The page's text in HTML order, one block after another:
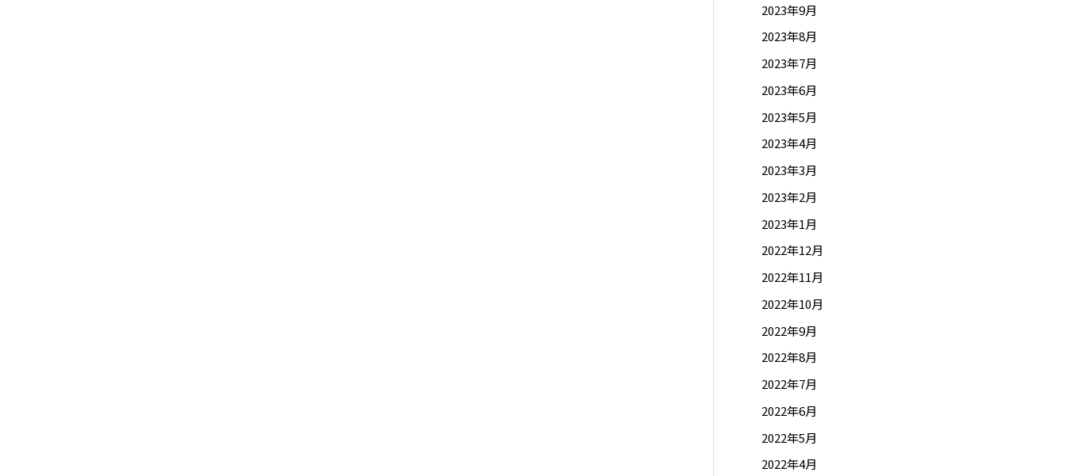
2023年9月
2023年8月
2023年7月
2023年6月
2023年5月
2023年4月
2023年3月
2023年2月
2023年1月
2022年12月
2022年11月
2022年10月
2022年9月
2022年8月
2022年7月
2022年6月
2022年5月
2022年4月